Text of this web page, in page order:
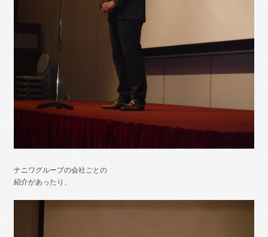
ナニワグループの会社ごとの
紹介があったり、